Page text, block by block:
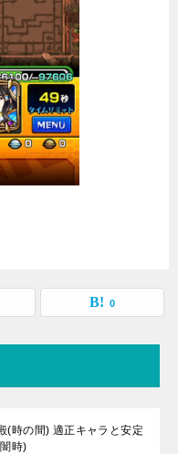
0
(時の間) 適正キャラと安定
時)